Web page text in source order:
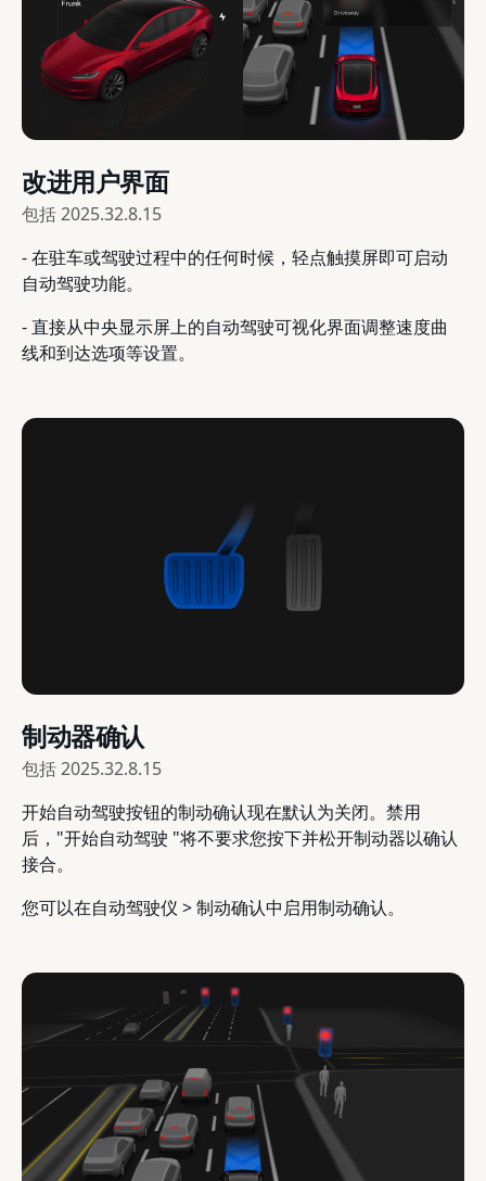
改进用户界面
包括2025.32.8.15
- 在驻车或驾驶过程中的任何时候，轻点触摸屏即可启动
自动驾驶功能。
- 直接从中央显示屏上的自动驾驶可视化界面调整速度曲
线和到达选项等设置。
制动器确认
包括2025.32.8.15
开始自动驾驶按钮的制动确认现在默认为关闭。禁用
后，"开始自动驾驶 "将不要求您按下并松开制动器以确认
接合。
您可以在自动驾驶仪 > 制动确认中启用制动确认。